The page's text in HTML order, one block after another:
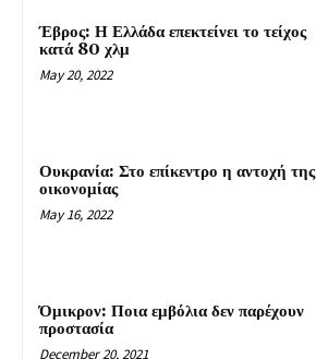
Έβρος: Η Ελλάδα επεκτείνει το τείχος
κατά 80 χλμ
May 20, 2022
Ουκρανία: Στο επίκεντρο η αντοχή της
οικονομίας
May 16, 2022
Όμικρον: Ποια εμβόλια δεν παρέχουν
προστασία
December 20, 2021